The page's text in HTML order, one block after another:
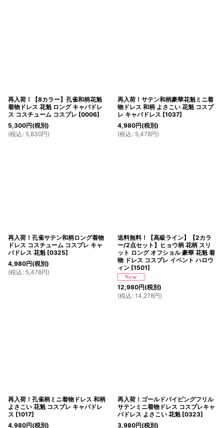
再入荷！【8カラー】孔雀和柄花魁
着物ドレス 花魁 ロング キャバドレ
ス コスチューム コスプレ [0006]
5,300円(税別)
(税込 : 5,830円)
再入荷！サテン和柄豪華花魁ミニ着
物ドレス 和柄 よさこい 花魁 コスプ
レ キャバドレス [1037]
4,980円(税別)
(税込 : 5,478円)
再入荷！孔雀サテン和柄ロング着物
ドレス コスチューム コスプレ キャ
バドレス 花魁 [0325]
4,980円(税別)
(税込 : 5,478円)
送料無料！【高級ライン】【2カラ
ー/2点セット】ヒョウ柄 花柄 スリ
ット ロング オフショル 豪華 花魁 着
物 ドレス コスプレ イベント ハロウ
ィン [1501]
12,980円(税別)
(税込 : 14,278円)
再入荷！孔雀柄ミニ着物ドレス 和柄
よさこい 花魁 コスプレ キャバドレ
ス [1017]
4,980円(税別)
再入荷！ゴールドパイピングフリル
サテンミニ着物ドレス コスプレキャ
バドレス よさこい 花魁 [0323]
3,980円(税別)